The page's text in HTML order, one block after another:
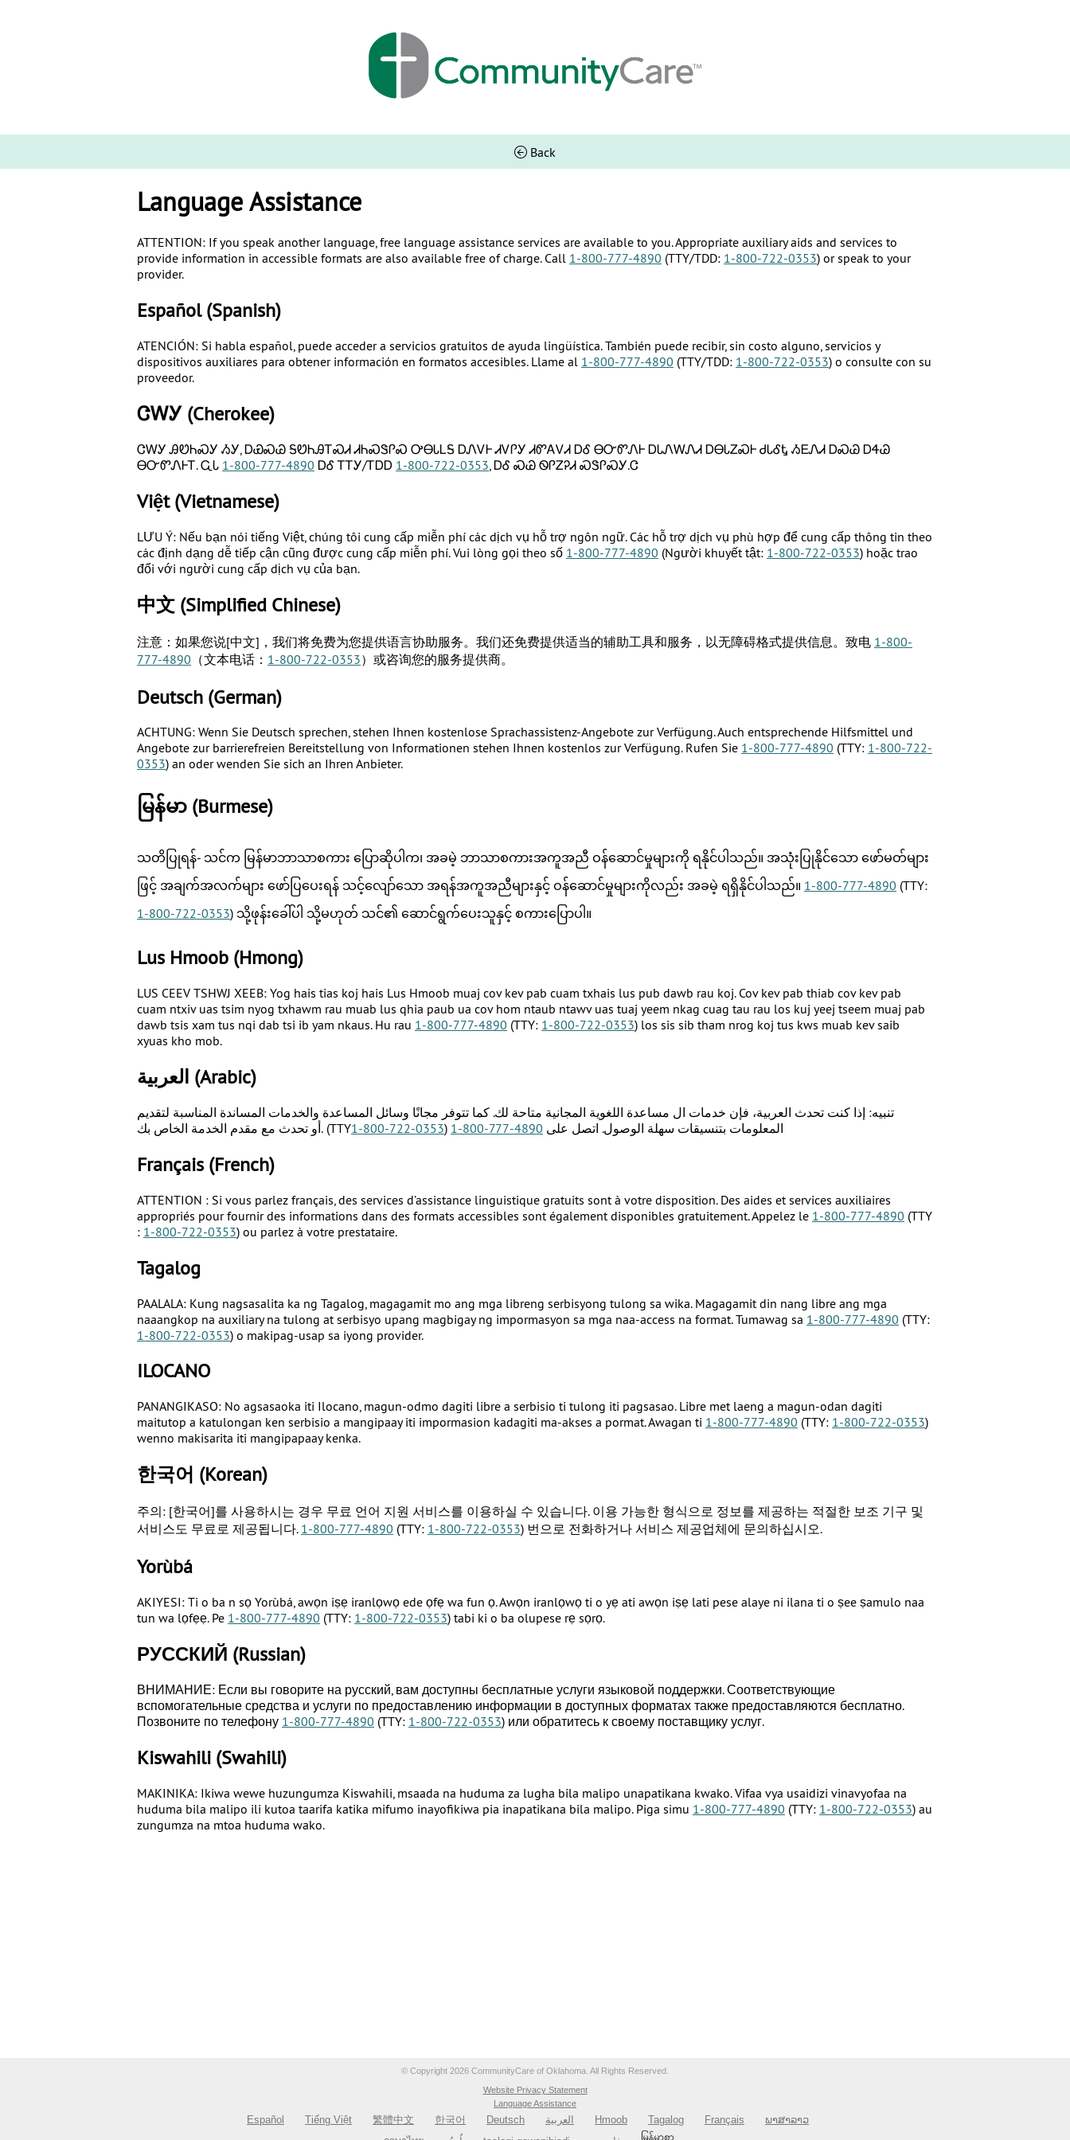
Back
Language Assistance
ATTENTION: If you speak another language, free language assistance services are available to you. Appropriate auxiliary aids and services to
provide information in accessible formats are also available free of charge. Call 1-800-777-4890 (TTY/TDD: 1-800-722-0353) or speak to your
provider.
Español (Spanish)
ATENCIÓN: Si habla español, puede acceder a servicios gratuitos de ayuda lingüística. También puede recibir, sin costo alguno, servicios y
dispositivos auxiliares para obtener información en formatos accesibles. Llame al 1-800-777-4890 (TTY/TDD: 1-800-722-0353) o consulte con su
proveedor.
ᏣᎳᎩ (Cherokee)
ᏣᎳᎩ ᎯᏬᏂᏍᎩ ᏱᎩ, ᎠᏯᏍᏊ ᎦᏬᏂᎯᎢᏍᏗ ᏗᏂᏍᏕᎵᏍ ᎤᎾᏓᏞᎦ ᎠᏁᏙᎰ ᏗᏙᎵᎩ ᏗᏛᎪᏙᏗ ᎠᎴ ᎾᏅᏛᏁᎰ ᎠᏓᏁᎳᏁᏗ ᎠᎾᏓᏃᏍᎰ ᏧᏓᎴᎿ ᏱᎬᏁᏗ ᎠᏍᏊ ᎠᏎᏊ
ᎾᏅᏛᏁᎰᎢ. ᏩᏓ 1-800-777-4890 ᎠᎴ ᎢᎢᎩ/ᎢᎠᎠ 1-800-722-0353, ᎠᎴ ᏍᏊ ᏫᎵᏃᎮᏗ ᏍᏕᎵᏍᎩ.Ꮳ
Việt (Vietnamese)
LƯU Ý: Nếu bạn nói tiếng Việt, chúng tôi cung cấp miễn phí các dịch vụ hỗ trợ ngôn ngữ. Các hỗ trợ dịch vụ phù hợp để cung cấp thông tin theo
các định dạng dễ tiếp cận cũng được cung cấp miễn phí. Vui lòng gọi theo số 1-800-777-4890 (Người khuyết tật: 1-800-722-0353) hoặc trao
đổi với người cung cấp dịch vụ của bạn.
中文 (Simplified Chinese)
注意：如果您说[中文]，我们将免费为您提供语言协助服务。我们还免费提供适当的辅助工具和服务，以无障碍格式提供信息。致电 1-800-
777-4890 （文本电话： 1-800-722-0353）或咨询您的服务提供商。
Deutsch (German)
ACHTUNG: Wenn Sie Deutsch sprechen, stehen Ihnen kostenlose Sprachassistenz-Angebote zur Verfügung. Auch entsprechende Hilfsmittel und
Angebote zur barrierefreien Bereitstellung von Informationen stehen Ihnen kostenlos zur Verfügung. Rufen Sie 1-800-777-4890 (TTY: 1-800-722-
0353) an oder wenden Sie sich an Ihren Anbieter.
မြန်မာ (Burmese)
သတိပြုရန်- သင်က မြန်မာဘာသာစကား ပြောဆိုပါက၊ အခမဲ့ ဘာသာစကားအကူအညီ ဝန်ဆောင်မှုများကို ရနိုင်ပါသည်။ အသုံးပြုနိုင်သော ဖော်မတ်များ
ဖြင့် အချက်အလက်များ ဖော်ပြပေးရန် သင့်လျော်သော အရန်အကူအညီများနှင့် ဝန်ဆောင်မှုများကိုလည်း အခမဲ့ ရရှိနိုင်ပါသည်။ 1-800-777-4890 (TTY:
1-800-722-0353) သို့ဖုန်းခေါ်ပါ သို့မဟုတ် သင်၏ ဆောင်ရွက်ပေးသူနှင့် စကားပြောပါ။
Lus Hmoob (Hmong)
LUS CEEV TSHWJ XEEB: Yog hais tias koj hais Lus Hmoob muaj cov kev pab cuam txhais lus pub dawb rau koj. Cov kev pab thiab cov kev pab
cuam ntxiv uas tsim nyog txhawm rau muab lus qhia paub ua cov hom ntaub ntawv uas tuaj yeem nkag cuag tau rau los kuj yeej tseem muaj pab
dawb tsis xam tus nqi dab tsi ib yam nkaus. Hu rau 1-800-777-4890 (TTY: 1-800-722-0353) los sis sib tham nrog koj tus kws muab kev saib
xyuas kho mob.
(Arabic)
تنبيه: إذا كنت تحدث العربية، فإن خدمات ال مساعدة اللغوية المجانية متاحة لك. كما تتوفر مجانًا وسائل المساعدة والخدمات المساندة المناسبة لتقديم
أو تحدث مع مقدم الخدمة الخاص بك. (TTY1-800-722-0353) 1-800-777-4890 المعلومات بتنسيقات سهلة الوصول. اتصل على
Français (French)
ATTENTION : Si vous parlez français, des services d’assistance linguistique gratuits sont à votre disposition. Des aides et services auxiliaires
appropriés pour fournir des informations dans des formats accessibles sont également disponibles gratuitement. Appelez le 1-800-777-4890 (TTY
: 1-800-722-0353) ou parlez à votre prestataire.
Tagalog
PAALALA: Kung nagsasalita ka ng Tagalog, magagamit mo ang mga libreng serbisyong tulong sa wika. Magagamit din nang libre ang mga
naaangkop na auxiliary na tulong at serbisyo upang magbigay ng impormasyon sa mga naa-access na format. Tumawag sa 1-800-777-4890 (TTY:
1-800-722-0353) o makipag-usap sa iyong provider.
ILOCANO
PANANGIKASO: No agsasaoka iti Ilocano, magun-odmo dagiti libre a serbisio ti tulong iti pagsasao. Libre met laeng a magun-odan dagiti
maitutop a katulongan ken serbisio a mangipaay iti impormasion kadagiti ma-akses a pormat. Awagan ti 1-800-777-4890 (TTY: 1-800-722-0353)
wenno makisarita iti mangipapaay kenka.
한국어 (Korean)
주의: [한국어]를 사용하시는 경우 무료 언어 지원 서비스를 이용하실 수 있습니다. 이용 가능한 형식으로 정보를 제공하는 적절한 보조 기구 및
서비스도 무료로 제공됩니다. 1-800-777-4890 (TTY: 1-800-722-0353) 번으로 전화하거나 서비스 제공업체에 문의하십시오.
Yorùbá
AKIYESI: Ti o ba n sọ Yorùbá, awọn iṣẹ iranlọwọ ede ọfẹ wa fun ọ. Awọn iranlọwọ ti o yẹ ati awọn iṣẹ lati pese alaye ni ilana ti o ṣee ṣamulo naa
tun wa lọfẹẹ. Pe 1-800-777-4890 (TTY: 1-800-722-0353) tabi ki o ba olupese rẹ sọrọ.
РУССКИЙ (Russian)
ВНИМАНИЕ: Если вы говорите на русский, вам доступны бесплатные услуги языковой поддержки. Соответствующие
вспомогательные средства и услуги по предоставлению информации в доступных форматах также предоставляются бесплатно.
Позвоните по телефону 1-800-777-4890 (TTY: 1-800-722-0353) или обратитесь к своему поставщику услуг.
Kiswahili (Swahili)
MAKINIKA: Ikiwa wewe huzungumza Kiswahili, msaada na huduma za lugha bila malipo unapatikana kwako. Vifaa vya usaidizi vinavyofaa na
huduma bila malipo ili kutoa taarifa katika mifumo inayofikiwa pia inapatikana bila malipo. Piga simu 1-800-777-4890 (TTY: 1-800-722-0353) au
zungumza na mtoa huduma wako.
© Copyright 2026 CommunityCare of Oklahoma. All Rights Reserved.
Website Privacy Statement
Language Assistance
Español Tiếng Việt 繁體中文 한국어 Deutsch العربية Hmoob Tagalog Français
ພາສາລາວ